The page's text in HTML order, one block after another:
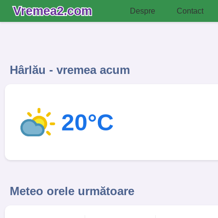
Vremea2.com Despre Contact
Hârlău - vremea acum
20°C
Meteo orele următoare